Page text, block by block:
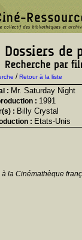
/Retour à la liste
: Mr. Saturday Night
: 1991
: Billy Crystal
: Etats-Unis
la Cinémathèque